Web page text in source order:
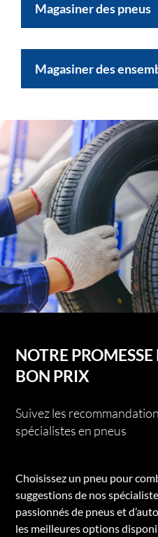
Magasiner des pneus
Magasiner des
NOTRE
BON PRIX
Suivez les
spécialistes en pneus
Choisissez un pneu pour
suggestions de nos
passionnés de pneus et
les meilleures options